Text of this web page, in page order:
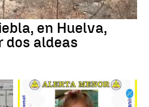
en Huelva,
dos aldeas